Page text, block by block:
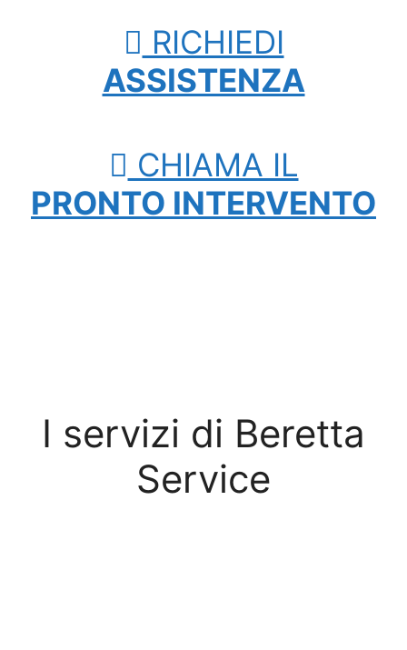
RICHIEDI
ASSISTENZA
CHIAMA IL
PRONTO INTERVENTO
I servizi di Beretta
Service